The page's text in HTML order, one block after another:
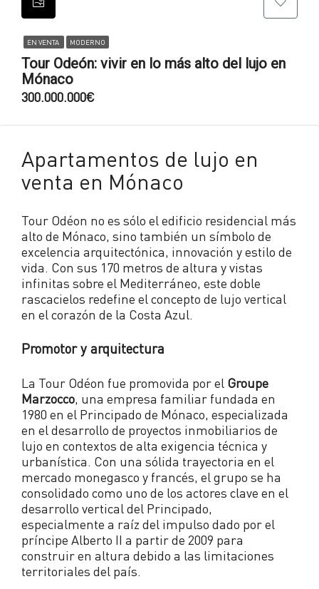
EN VENTA MODERNO
Tour Odeón: vivir en lo más alto del lujo en
Mónaco
300.000.000€
Apartamentos de lujo en
venta en Mónaco
Tour Odéon no es sólo el edificio residencial más
alto de Mónaco, sino también un símbolo de
excelencia arquitectónica, innovación y estilo de
vida. Con sus 170 metros de altura y vistas
infinitas sobre el Mediterráneo, este doble
rascacielos redefine el concepto de lujo vertical
en el corazón de la Costa Azul.
Promotor y arquitectura
La Tour Odéon fue promovida por el Groupe
Marzocco, una empresa familiar fundada en
1980 en el Principado de Mónaco, especializada
en el desarrollo de proyectos inmobiliarios de
lujo en contextos de alta exigencia técnica y
urbanística. Con una sólida trayectoria en el
mercado monegasco y francés, el grupo se ha
consolidado como uno de los actores clave en el
desarrollo vertical del Principado,
especialmente a raíz del impulso dado por el
príncipe Alberto II a partir de 2009 para
construir en altura debido a las limitaciones
territoriales del país.